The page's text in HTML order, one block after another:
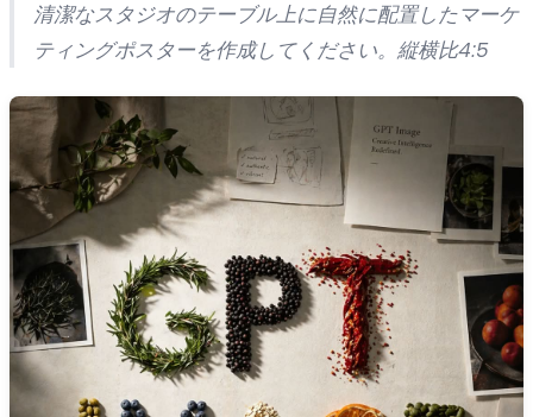
清潔なスタジオのテーブル上に自然に配置したマーケ
ティングポスターを作成してください。縦横比4:5